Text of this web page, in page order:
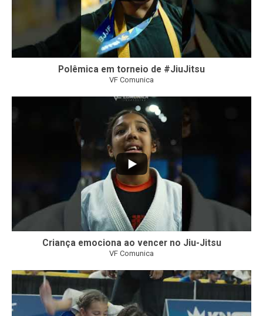
Polêmica em torneio de #JiuJitsu
VF Comunica
Criança emociona ao vencer no Jiu-Jitsu
VF Comunica
...